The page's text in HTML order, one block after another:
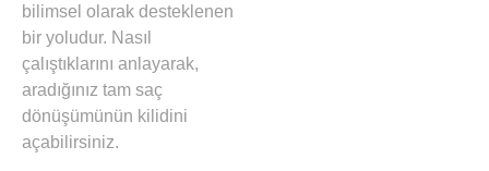
bilimsel olarak desteklenen
bir yoludur. Nasıl
çalıştıklarını anlayarak,
aradığınız tam saç
dönüşümünün kilidini
açabilirsiniz.